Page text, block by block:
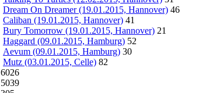
Dream On Dreamer (19.01.2015, Hannover) 46
Caliban (19.01.2015, Hannover) 41
Bury Tomorrow (19.01.2015, Hannover) 21
Haggard (09.01.2015, Hamburg) 52
Aevum (09.01.2015, Hamburg) 30
Mutz (03.01.2015, Celle) 82
6026
5039